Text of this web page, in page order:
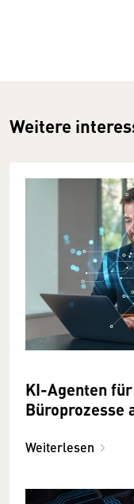
Weitere
KI-Agenten
Büroprozesse
Weiterlesen